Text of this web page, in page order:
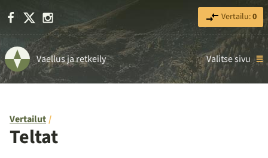
Facebook Instagram Vertailu:0
Vaellus ja retkeily Valitse sivu
Vertailut
Teltat